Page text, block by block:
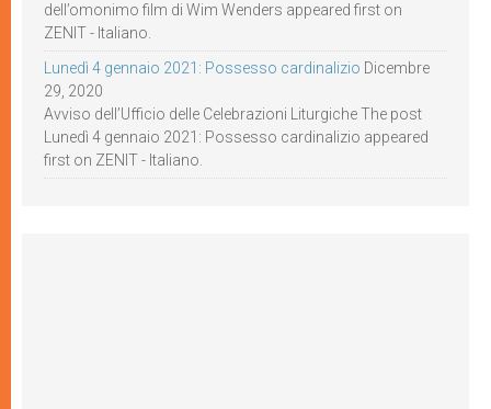
dell’omonimo film di Wim Wenders appeared first on
ZENIT - Italiano.
Lunedì 4 gennaio 2021: Possesso cardinalizio Dicembre
29, 2020
Avviso dell’Ufficio delle Celebrazioni Liturgiche The post
Lunedì 4 gennaio 2021: Possesso cardinalizio appeared
first on ZENIT - Italiano.